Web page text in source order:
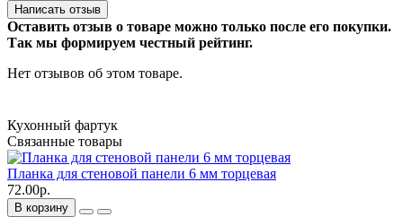
Написать отзыв
Оставить отзыв о товаре можно только после его покупки.
Так мы формируем честный рейтинг.
Нет отзывов об этом товаре.
Кухонный фартук
Связанные товары
Планка для стеновой панели 6 мм торцевая
72.00р.
В корзину